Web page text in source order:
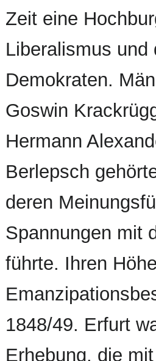
Zeit eine
Liberalismus und
Demokraten.
Goswin
Hermann
Berlepsch
deren
Spannungen mit
führte. Ihren
1848/49. Erfurt
Erhebung, die